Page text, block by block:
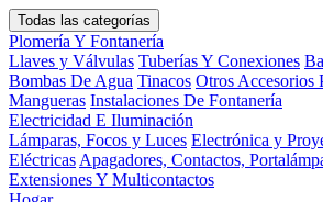
Todas las categorías
Plomería Y Fontanería
Llaves y Válvulas Tuberías Y Conexiones
Bombas De Agua Tinacos Otros Accesorios
Mangueras Instalaciones De Fontanería
Electricidad E Iluminación
Lámparas, Focos y Luces Electrónica y
Eléctricas Apagadores, Contactos,
Extensiones Y Multicontactos